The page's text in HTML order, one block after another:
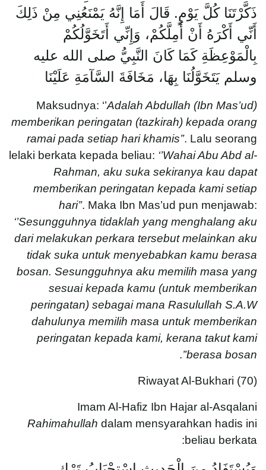
ذَكَّرْتَنَا كُلَّ يَوْمٍ‏.‏ قَالَ أَمَا إِنَّهُ يَمْنَعُنِي مِنْ ذَلِكَ
أَنِّي أَكْرَهُ أَنْ أُمِلَّكُمْ، وَإِنِّي أَتَخَوَّلُكُمْ
بِالْمَوْعِظَةِ كَمَا كَانَ النَّبِيُّ صلى الله عليه
وسلم يَتَخَوَّلُنَا بِهَا، مَخَافَةَ السَّآمَةِ عَلَيْنَا
Maksudnya: ‘’Adalah Abdullah (Ibn Mas’ud)
memberikan peringatan (tazkirah) kepada orang
ramai pada setiap hari khamis’’. Lalu seorang
lelaki berkata kepada beliau: ‘’Wahai Abu Abd al-
Rahman, aku suka sekiranya kau dapat
memberikan peringatan kepada kami setiap
hari’’. Maka Ibn Mas’ud pun menjawab:
‘’Sesungguhnya tidaklah yang menghalang aku
dari melakukan perkara tersebut melainkan aku
tidak suka untuk menyebabkan kamu berasa
bosan. Sesungguhnya aku memilih masa yang
sesuai kepada kamu (untuk memberikan
peringatan) sebagai mana Rasulullah S.A.W
dahulunya memilih masa untuk memberikan
peringatan kepada kami, kerana takut kami
berasa bosan’’
.
Riwayat Al-Bukhari (70)
Imam Al-Hafiz Ibn Hajar al-Asqalani
Rahimahullah dalam mensyarahkan hadis ini
beliau berkata: